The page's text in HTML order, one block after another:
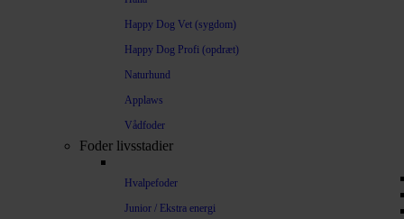
Happy Dog Vet (sygdom)
Happy Dog Profi (opdræt)
Naturhund
Applaws
Vådfoder
Foder livsstadier
Hvalpefoder
Junior / Ekstra energi